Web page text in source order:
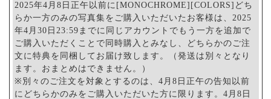
2025年4月8日正午以前に[MONOCHROME][COLORS]どち
らか一方のみの写真集をご購入いただいたお客様は、2025
年4月30日23:59までに同じアカウントでもう一方を追加で
ご購入いただくことで同時購入とみなし、どちらかのご注
文に特典を同梱してお届け致します。（発送は別々となり
ます。おまとめはできません。）
※別々のご注文を対象とするのは、4月8日正午の告知以前
にどちらかのみをご購入いただいた方に限ります。4月8日